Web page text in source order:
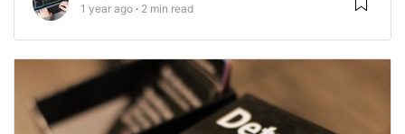
1 year ago
2 min read